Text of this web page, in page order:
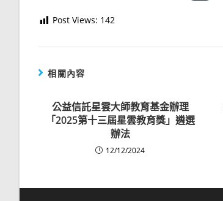
Post Views: 142
相關內容
公益信託星雲大師教育基金辦理
「2025第十三屆星雲教育獎」遴選
辦法
12/12/2024